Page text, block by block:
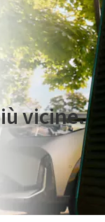
On The Road
vicine.